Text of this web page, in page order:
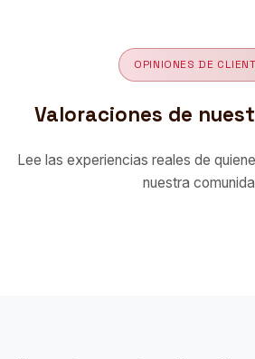
OPINIONES DE
Valoraciones de
Lee las experiencias reales de
nuestra